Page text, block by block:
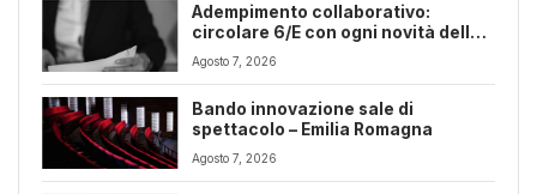
Adempimento collaborativo:
circolare 6/E con ogni novità della
riforma fiscale
Agosto 7, 2026
Bando innovazione sale di
spettacolo – Emilia Romagna
Agosto 7, 2026